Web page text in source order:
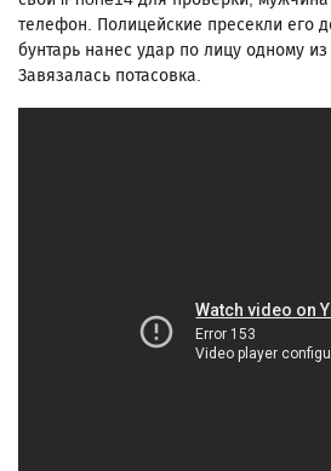
телефон. Полицейские пресекли его
бунтарь нанес удар по лицу одному из
Завязалась потасовка.